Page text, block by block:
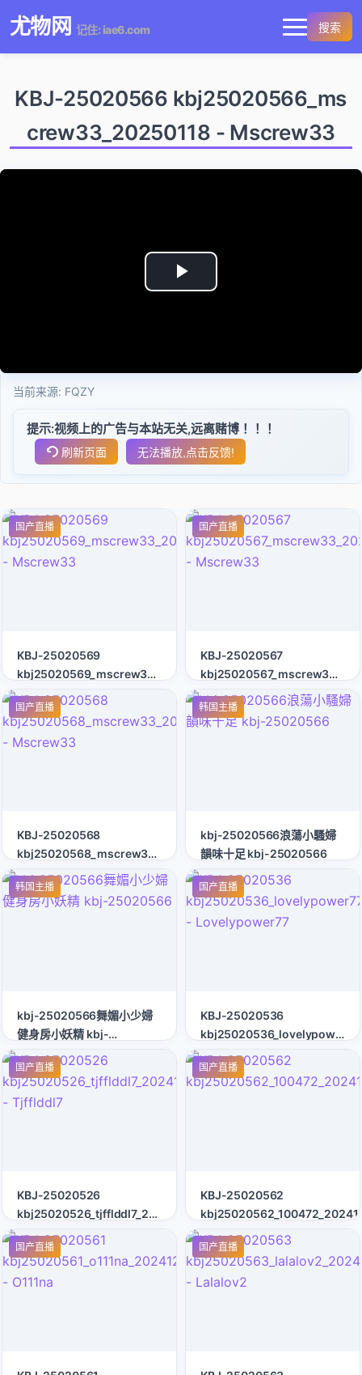
尤物网 记住: iae6.com 搜索
KBJ-25020566 kbj25020566_ms
crew33_20250118 - Mscrew33
Play
当前来源: FQZY
提示:视频上的广告与本站无关,远离赌博！！！
刷新页面 无法播放,点击反馈!
国产直播
KBJ-25020569
kbj25020569_mscrew33_20250118
- Mscrew33
国产直播
KBJ-25020567
- Mscrew33
国产直播
KBJ-25020568
kbj25020568_mscrew33_20250118
- Mscrew33
韩国主播
kbj-25020566浪蕩小騷婦
韻味十足 kbj-25020566
韩国主播
kbj-25020566舞媚小少婦
健身房小妖精 kbj-
25020566
国产直播
KBJ-25020536
- Lovelypower77
国产直播
KBJ-25020526
kbj25020526_tjfflddl7_20241212
- Tjfflddl7
国产直播
KBJ-25020562
国产直播 国产直播